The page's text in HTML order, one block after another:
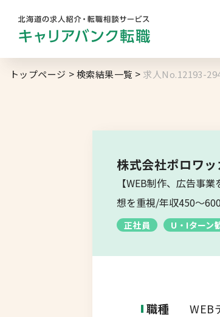
コンサルタント紹介
北海道へのU・Iターン向け
キャリアマップ
転職の体験談
求人履歴はありませ
勤務地
札幌市
道央エリア
空知エリア
釧路・根室エ
トップページ 検索結果一覧 求人No.12193-
株式会社ポロワッ
【WEB制作、広告事
想を重視/年収450～
正社員 U・Iターン
職種
WEB